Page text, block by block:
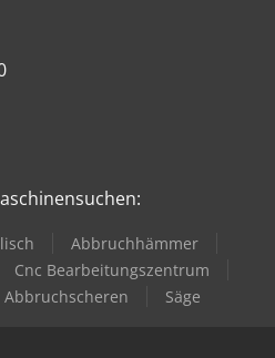
Abbruchhämmer
Cnc Bearbeitungszentrum
Abbruchscheren Säge